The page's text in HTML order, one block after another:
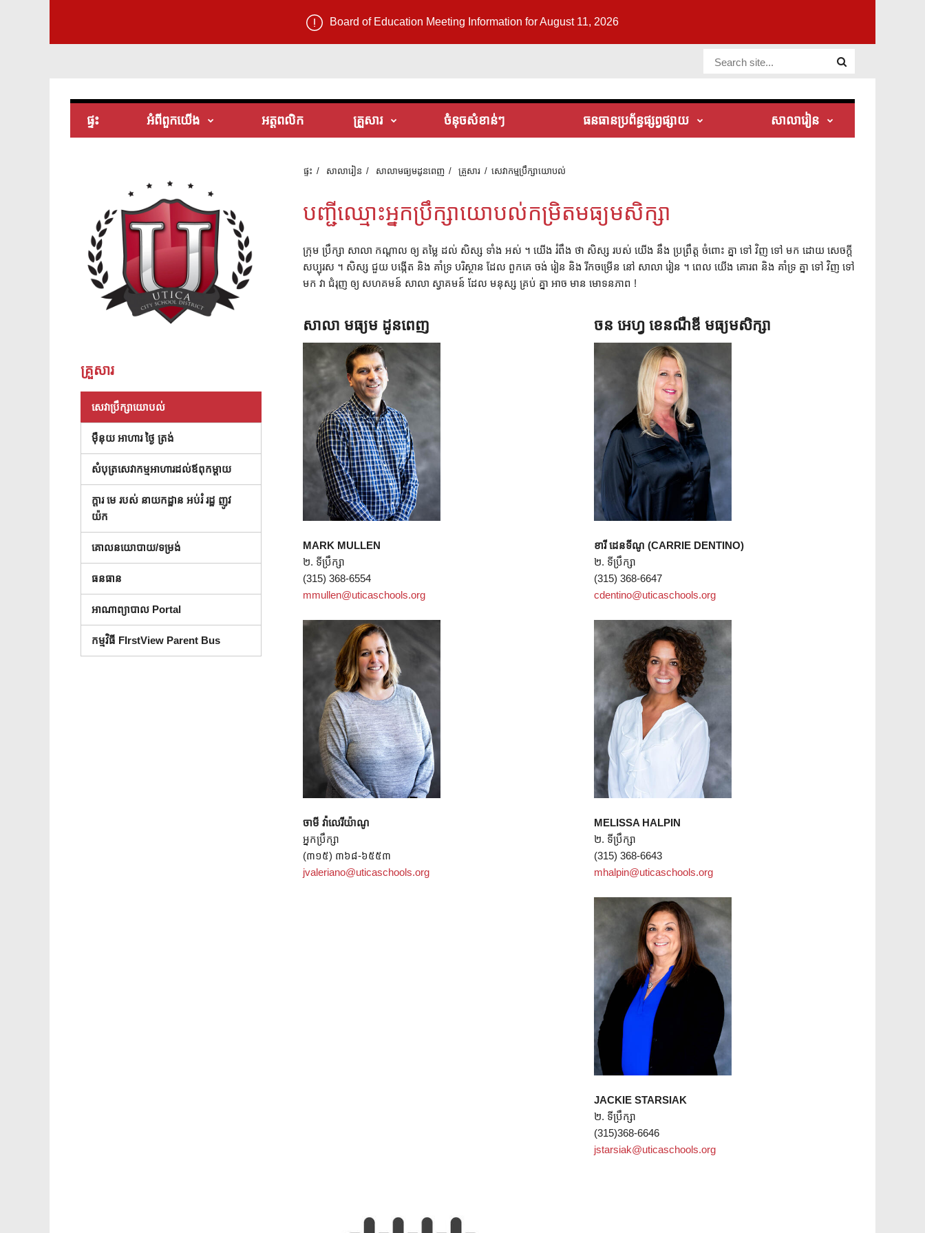
Board of Education Meeting Information for August 11, 2026
Website Site
ផ្ទះ អំពី​ពួក​យើង អត្តពលិក គ្រួសារ ចំនុចសំខាន់ៗ ធនធានប្រព័ន្ធផ្សព្វផ្សាយ សាលារៀន
ផ្ទះ សាលារៀន សាលាមធ្យមដូនពេញ គ្រួសារ សេវាកម្មប្រឹក្សាយោបល់
បញ្ជីឈ្មោះអ្នកប្រឹក្សាយោបល់កម្រិតមធ្យមសិក្សា
ក្រុម ប្រឹក្សា សាលា កណ្តាល ឲ្យ តម្លៃ ដល់ សិស្ស ទាំង អស់ ។ យើង រំពឹង ថា សិស្ស របស់ យើង នឹង ប្រព្រឹត្ត ចំពោះ គ្នា ទៅ វិញ ទៅ មក ដោយ សេចក្ដី
សប្បុរស ។ សិស្ស ជួយ បង្កើត និង គាំទ្រ បរិស្ថាន ដែល ពួកគេ ចង់ រៀន និង រីកចម្រើន នៅ សាលា រៀន ។ ពេល យើង គោរព និង គាំទ្រ គ្នា ទៅ វិញ ទៅ
មក វា ជំរុញ ឲ្យ សហគមន៍ សាលា ស្វាគមន៍ ដែល មនុស្ស គ្រប់ គ្នា អាច មាន មោទនភាព !
សាលា មធ្យម ដូនពេញ
MARK MULLEN
២. ទីប្រឹក្សា
(315) 368-6554
mmullen@uticaschools.org
ចាមី វ៉ាលេរីយ៉ាណូ
អ្នកប្រឹក្សា
(៣១៥) ៣៦៨-៦៥៥៣
jvaleriano@uticaschools.org
ចន អេហ្វ ខេនណឺឌី មធ្យមសិក្សា
ខារី ដេនទីណូ (CARRIE DENTINO)
២. ទីប្រឹក្សា
(315) 368-6647
cdentino@uticaschools.org
MELISSA HALPIN
២. ទីប្រឹក្សា
(315) 368-6643
mhalpin@uticaschools.org
JACKIE STARSIAK
២. ទីប្រឹក្សា
(315)368-6646
jstarsiak@uticaschools.org
គ្រួសារ
សេវាប្រឹក្សាយោបល់(បើកក្នុងបង្អួចថ្មី)
ម៉ឺនុយ អាហារ ថ្ងៃ ត្រង់
សំបុត្រសេវាកម្មអាហារដល់ឪពុកម្តាយ
ក្តារ មេ របស់ នាយកដ្ឋាន អប់រំ រដ្ឋ ញូវ
យ៉ក
គោលនយោបាយ/ទម្រង់
ធនធាន
អាណាព្យាបាល Portal
កម្មវិធី FIrstView Parent Bus